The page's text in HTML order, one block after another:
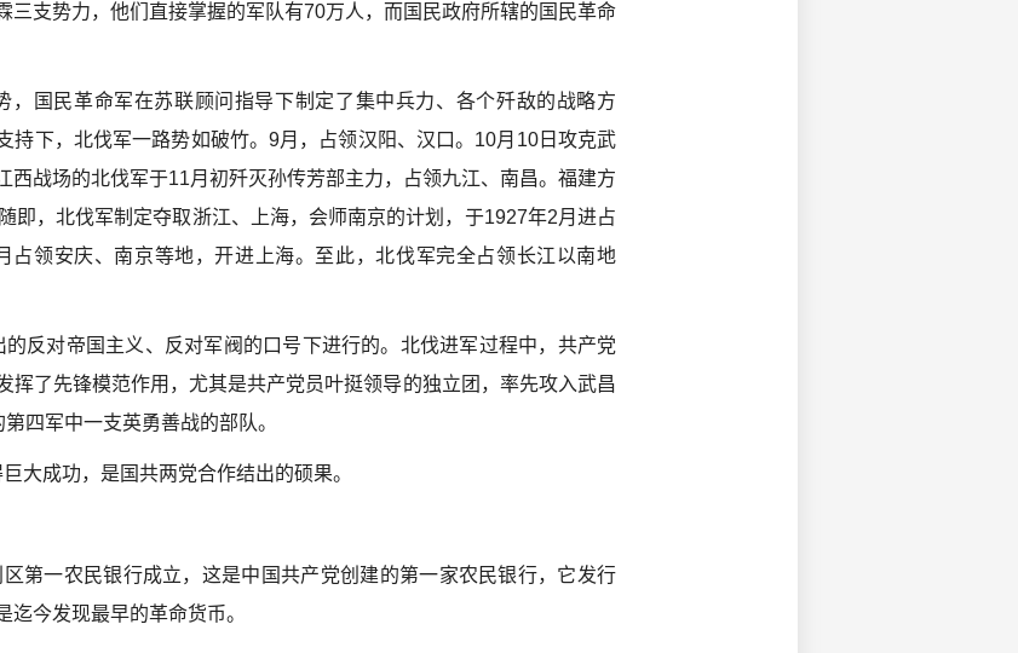
三支势力，他们直接掌握的军队有70万人，而国民政府所辖的国民革命
，国民革命军在苏联顾问指导下制定了集中兵力、各个歼敌的战略方
持下，北伐军一路势如破竹。9月，占领汉阳、汉口。10月10日攻克武
西战场的北伐军于11月初歼灭孙传芳部主力，占领九江、南昌。福建方
即，北伐军制定夺取浙江、上海，会师南京的计划，于1927年2月进占
占领安庆、南京等地，开进上海。至此，北伐军完全占领长江以南地
反对帝国主义、反对军阀的口号下进行的。北伐进军过程中，共产党
挥了先锋模范作用，尤其是共产党员叶挺领导的独立团，率先攻入武昌
四军中一支英勇善战的部队。
大成功，是国共两党合作结出的硕果。
第一农民银行成立，这是中国共产党创建的第一家农民银行，它发行
迄今发现最早的革命货币。